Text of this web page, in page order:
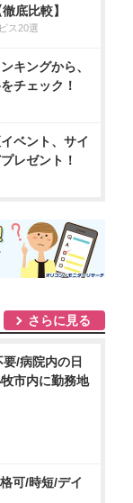
底比較】
ス20選
キングから、
チェック！
ベント、サイ
レゼント！
さらに見る
/病院内の日
市内に勤務地
可/時短/デイ